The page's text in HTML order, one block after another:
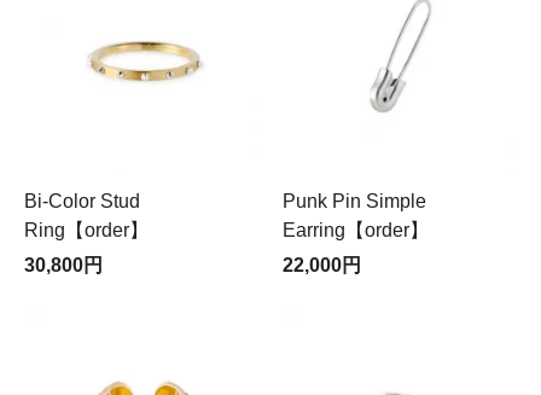
Bi-Color Stud
Ring【order】
30,800円
Punk Pin Simple
Earring【order】
22,000円